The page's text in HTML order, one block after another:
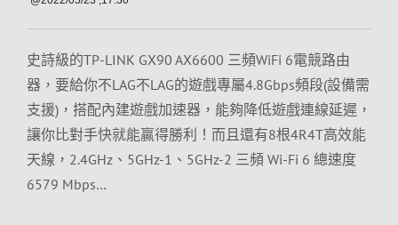
史詩級的TP-LINK GX90 AX6600 三頻WiFi 6電競路由
器，要給你不LAG不LAG的遊戲專屬4.8Gbps頻段(設備需
支援)，搭配內建遊戲加速器，能夠降低遊戲連線延遲，
讓你比對手快就能贏得勝利！而且還有8根4R4T高效能
天線，2.4GHz、5GHz-1、5GHz-2 三頻 Wi-Fi 6 總速度
6579 Mbps…